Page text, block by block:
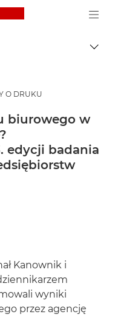
Canon Logo, back
O DRUKU
biurowego w
edycji badania
Kanownik i
wyniki
przez agencję